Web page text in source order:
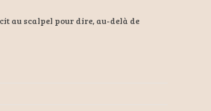
au scalpel pour dire, au-delà de